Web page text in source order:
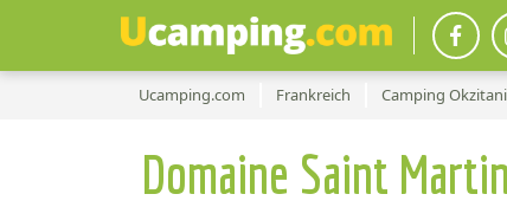
Ucamping.com Frankreich Camping
Domaine Saint Martin